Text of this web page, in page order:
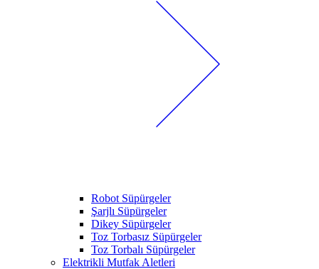
Robot Süpürgeler
Şarjlı Süpürgeler
Dikey Süpürgeler
Toz Torbasız Süpürgeler
Toz Torbalı Süpürgeler
Elektrikli Mutfak Aletleri